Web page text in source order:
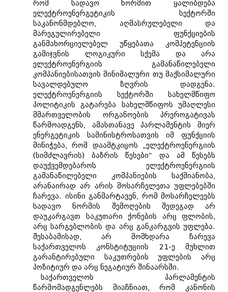
რომ სადავო ნორმით ყალიბდება
ელექტროენერგეტიკის სექტორში
საკანონმდებლო, აღმასრულებელი და
მარეგულირებელი ფუნქციების
განმახორციელებელ უწყებათა კომპეტენციის
გამიჯვნის ლოგიკური სქემა და არა
ელექტროენერგიის გამანაწილებელი
კომპანიებისათვის მინიმალური თუ მაქსიმალური
სავალდებულო ზღვრის დადგენა.
ელექტროენერგიის სექტორში სახელმწიფო
პოლიტიკის გატარება სახელმწიფოს უმაღლესი
მმართველობის ორგანოების პრეროგატივას
წარმოადგენს, ამასთანავე პარლამენტის მიერ
ენერგეტიკის სამინისტროსათვის იმ ფუნქციის
მინიჭება, რომ დაამტკიცოს „ელექტროენერგიის
(სიმძლავრის) ბაზრის წესები“ და ამ წესებს
დაუქვემდებაროს ელექტროენერგიის
გამანაწილებელი კომპანიების საქმიანობა,
არანაირად არ არის მოსარჩელეთა უფლებებში
ჩარევა. ისინი განმარტავენ, რომ მოსარჩელეებს
სადავო ნორმის შემოღების შედეგად არ
დაუკარგავთ საკუთარი ქონების არც ფლობის,
არც სარგებლობის და არც განკარგვის უფლება.
შესაბამისად, არ მომხდარა ჩარევა
საქართველოს კონსტიტუციის 21-ე მუხლით
გარანტირებული საკუთრების უფლების არც
პოზიტიურ და არც ნეგატიურ შინაარსში.
საქართველოს პარლამენტის
წარმომადგენლებს მიაჩნიათ, რომ კანონის